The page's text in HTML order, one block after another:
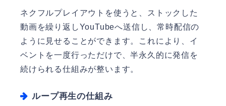
ネクフルプレイアウトを使うと、ストックした
動画を繰り返しYouTubeへ送信し、常時配信の
ように見せることができます。これにより、イ
ベントを一度行っただけで、半永久的に発信を
続けられる仕組みが整います。
ループ再生の仕組み